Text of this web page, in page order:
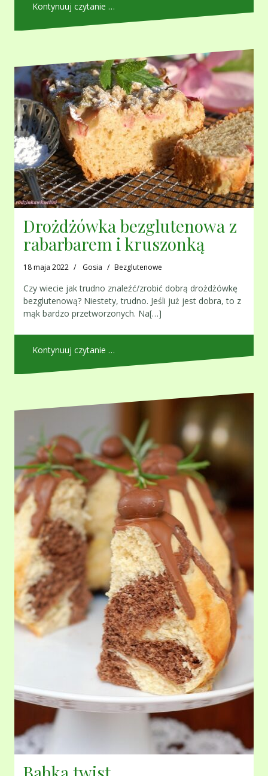
Kontynuuj czytanie …
Drożdżówka bezglutenowa z
rabarbarem i kruszonką
18 maja 2022 Gosia Bezglutenowe
Czy wiecie jak trudno znaleźć/zrobić dobrą drożdżówkę
bezglutenową? Niestety, trudno. Jeśli już jest dobra, to z
mąk bardzo przetworzonych. Na[…]
Kontynuuj czytanie …